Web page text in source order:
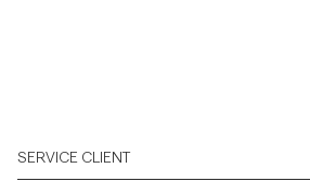
SERVICE CLIENT